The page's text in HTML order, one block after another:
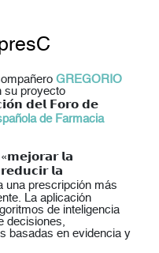
GREGORIO
su proyecto
𝗱𝗲𝗹 𝗙𝗼𝗿𝗼 𝗱𝗲
de Farmacia
𝗹𝗮
𝗹𝗮
prescripción más
La aplicación
de inteligencia
decisiones,
basadas en evidencia y